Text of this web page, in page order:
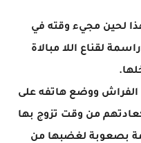
لحين مجيء وقته في
لقناع اللا مبالاة
ووضع هاتفه على
من وقت تزوج بها
بصعوبة لغضبها من